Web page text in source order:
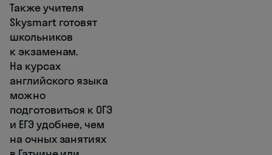
Также учителя
Skysmart готовят
школьников
к экзаменам.
На курсах
английского языка
можно
подготовиться к ОГЭ
и ЕГЭ удобнее, чем
на очных занятиях